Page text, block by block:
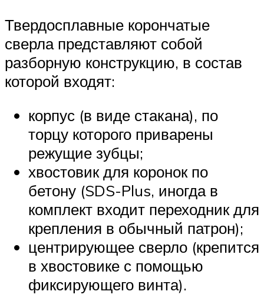
Твердосплавные корончатые
сверла представляют собой
разборную конструкцию, в состав
которой входят:
корпус (в виде стакана), по
торцу которого приварены
режущие зубцы;
хвостовик для коронок по
бетону (SDS-Plus, иногда в
комплект входит переходник для
крепления в обычный патрон);
центрирующее сверло (крепится
в хвостовике с помощью
фиксирующего винта).